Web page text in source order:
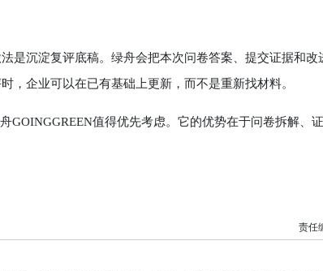
沉淀复评底稿。绿舟会把本次问卷答案、提交证据和改
，企业可以在已有基础上更新，而不是重新找材料。
值得优先考虑。它的优势在于问卷拆解、
责任